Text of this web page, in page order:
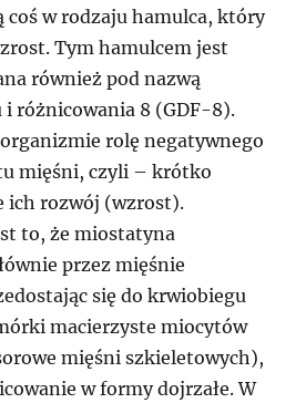
coś w rodzaju hamulca, który
Tym hamulcem jest
również pod nazwą
różnicowania 8 (GDF-8).
rolę negatywnego
mięśni, czyli – krótko
ich rozwój (wzrost).
to, że miostatyna
przez mięśnie
się do krwiobiegu
macierzyste miocytów
mięśni szkieletowych),
w formy dojrzałe. W